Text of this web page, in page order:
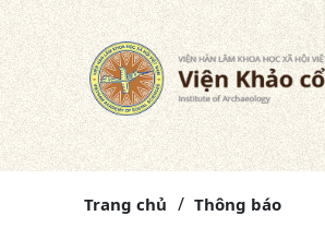
Trang chủ Thông báo